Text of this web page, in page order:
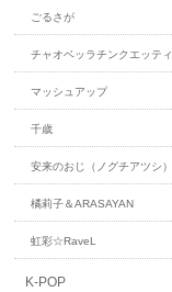
ごるさが
チャオベッラチンクエッティ
マッシュアップ
千歳
安来のおじ（ノグチアツシ）
橘莉子＆ARASAYAN
虹彩☆RaveL
K-POP